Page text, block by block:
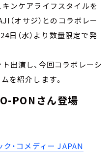
ンケアライフスタイルを
（オサジ）とのコラボレー
⽇（⽔）より数量限定で発
出演し、今回コラボレーシ
を紹介します。
PONさん登場
・コメディー JAPAN